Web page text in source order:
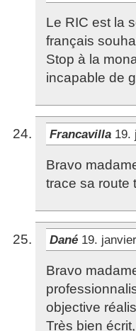
Le RIC est la
français
Stop à la
incapable de
Francavilla 19.
Bravo
trace sa route
Dané 19.
Bravo
objective
Très bien